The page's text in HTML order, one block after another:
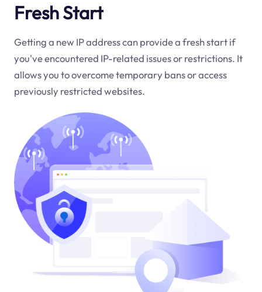
Fresh Start
Getting a new IP address can provide a fresh start if
you've encountered IP-related issues or restrictions. It
allows you to overcome temporary bans or access
previously restricted websites.